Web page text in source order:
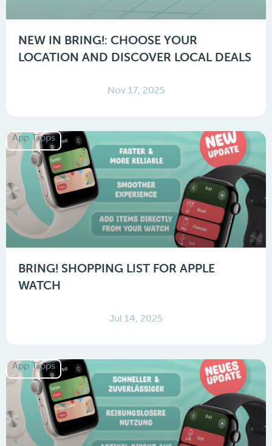
NEW IN BRING!: CHOOSE YOUR
LOCATION AND DISCOVER LOCAL DEALS
Nov 17, 2025
App Tipps
BRING! SHOPPING LIST FOR APPLE
WATCH
Jul 14, 2025
App Tipps